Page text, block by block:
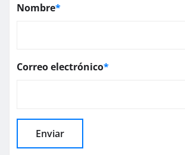
Nombre*
Correo electrónico*